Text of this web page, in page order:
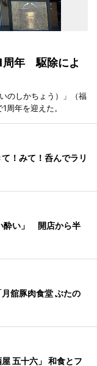
周年 駆除によ
のしかちょう）」（福
年を迎えた。
！みて！呑んでラリ
酔い」 開店から半
舘豚肉食堂 ぶたの
五十六」 和食とフ